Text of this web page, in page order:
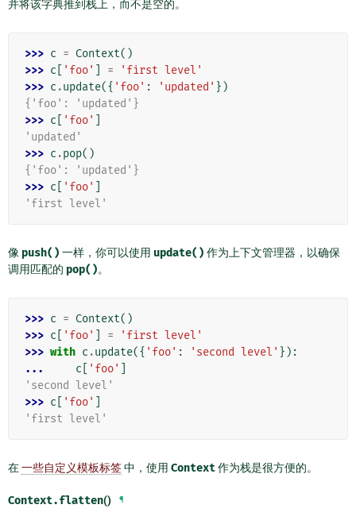
并将该字典推到栈上，而不是空的。
>>> c = Context()
>>> c 'foo' =
'first level'
>>> c .update({ 'foo' : 'updated' })
{'foo': 'updated'}
>>> c 'foo'
'updated'
>>> c .pop()
{'foo': 'updated'}
>>> c 'foo'
'first level'
像 push() 一样，你可以使用 update() 作为上下文管理器，以确保
调用匹配的 pop()。
>>> c = Context()
>>> c 'foo' =
'first level'
>>> with c .update({ 'foo' : 'second level' }):
...
c 'foo'
'second level'
>>> c 'foo'
'first level'
在一些自定义模板标签中，使用 Context作为栈是很方便的。
Context.flatten() ¶